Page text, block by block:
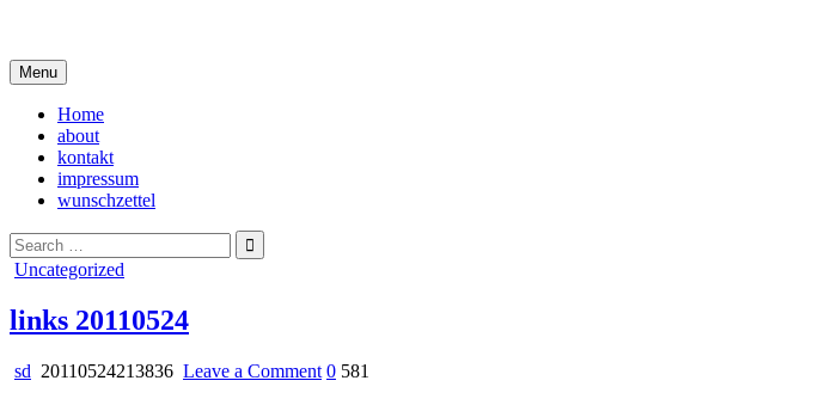
content
Menu
Home
about
kontakt
impressum
wunschzettel
Search
for:
Posted
Uncategorized
links 20110524
sd 20110524213836 Leave a Commenton
0 581